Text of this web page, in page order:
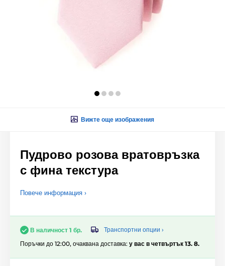
Вижте още изображения
Пудрово розова вратовръзка
с фина текстура
Повече информация ›
В наличност 1 бр.
Транспортни опции ›
Поръчки до 12:00, очаквана доставка: у вас в четвъртък 13. 8.